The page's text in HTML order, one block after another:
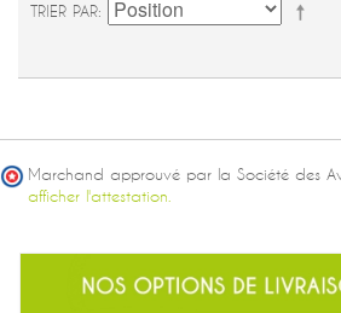
TRIER PAR
Marchand approuvé par la Société des
afficher l'attestation.